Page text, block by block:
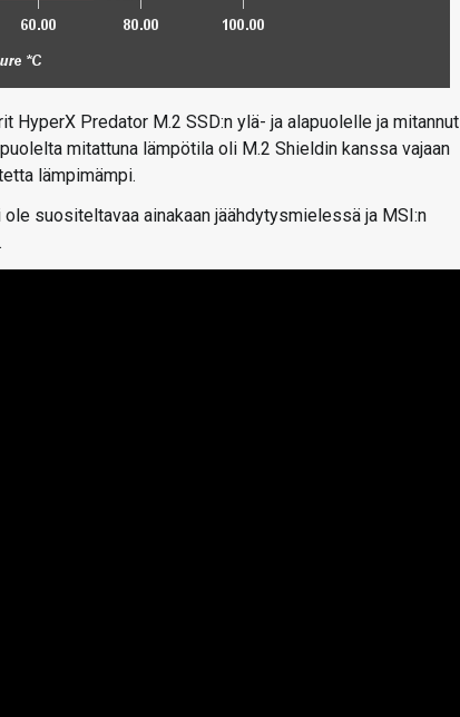
Predator M.2 SSD:n ylä- ja alapuolelle ja mitannut
mitattuna lämpötila oli M.2 Shieldin kanssa vajaan
lämpimämpi.
suositeltavaa ainakaan jäähdytysmielessä ja MSI:n